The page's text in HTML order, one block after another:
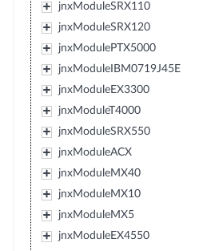
jnxModuleSRX110
jnxModuleSRX120
jnxModulePTX5000
jnxModuleIBM0719J45E
jnxModuleEX3300
jnxModuleT4000
jnxModuleSRX550
jnxModuleACX
jnxModuleMX40
jnxModuleMX10
jnxModuleMX5
jnxModuleEX4550